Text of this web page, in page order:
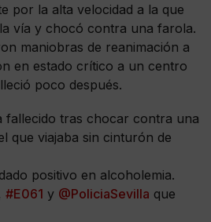
por la alta velocidad a la que
vía y chocó contra una farola.
maniobras de reanimación a
en estado crítico a un centro
poco después.
fallecido tras chocar contra una
que viajaba sin cinturón de
positivo en alcoholemia.
#E061 y @PoliciaSevilla que